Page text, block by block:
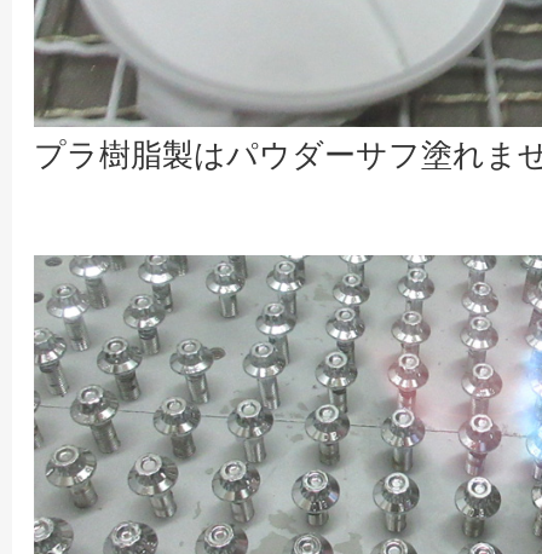
プラ樹脂製はパウダーサフ塗れま